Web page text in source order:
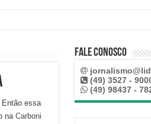
essa
naCarboni
Fale Conosco
(49) 3527 -
(49) 98437 -